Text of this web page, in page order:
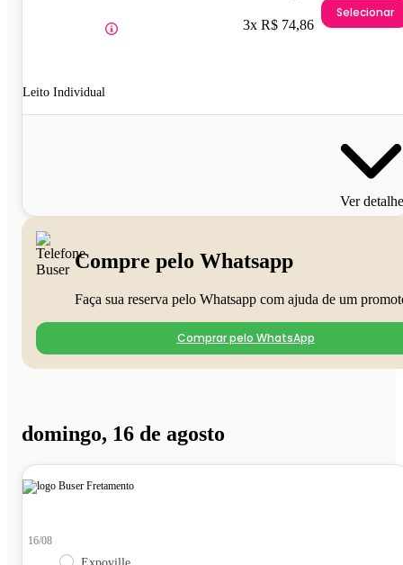
Leito Individual
3x R$ 74,86
Selecionar
Ver
Compre pelo Whatsapp
Faça sua reserva pelo Whatsapp com ajuda de um
Comprar pelo WhatsApp
domingo, 16 de agosto
16/08